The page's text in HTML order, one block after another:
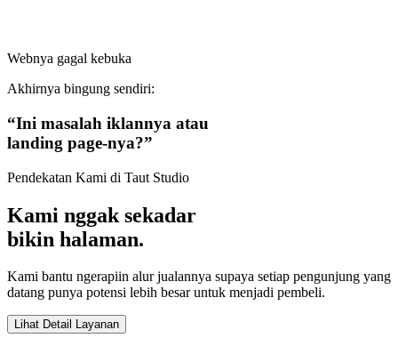
Webnya gagal kebuka
Akhirnya bingung sendiri:
“Ini masalah iklannya atau
landing page-nya?”
Pendekatan Kami di Taut Studio
Kami nggak sekadar
bikin halaman.
Kami bantu ngerapiin alur jualannya supaya setiap pengunjung yang
datang punya potensi lebih besar untuk menjadi pembeli.
Lihat Detail Layanan